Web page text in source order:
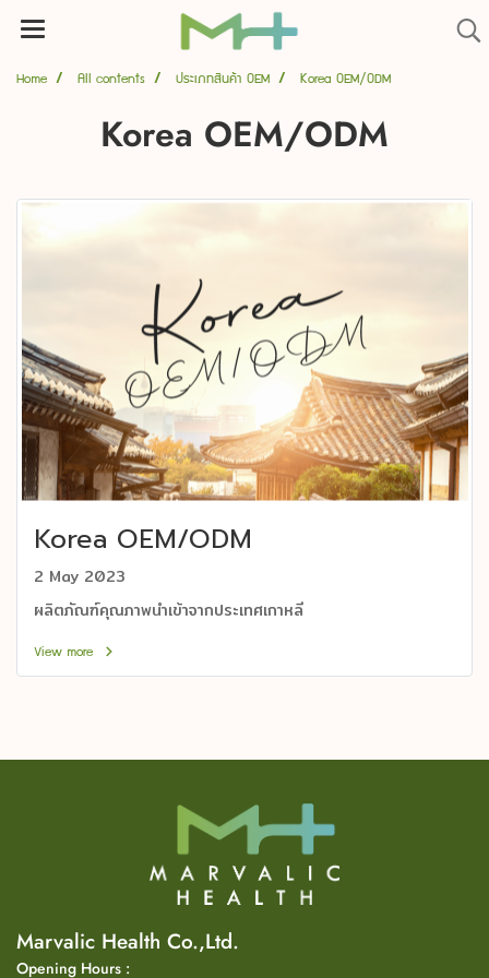
Home All contents ประเภทสินค้า OEM Korea OEM/ODM
Korea OEM/ODM
Korea OEM/ODM
2 May 2023
ผลิตภัณฑ์คุณภาพนำเข้าจากประเทศเกาหลี
View more
Marvalic Health Co.,Ltd.
Opening Hours :